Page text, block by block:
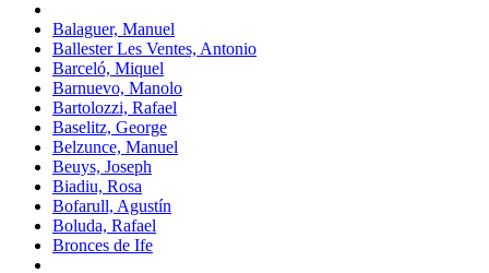
Balaguer, Manuel
Ballester Les Ventes, Antonio
Barceló, Miquel
Barnuevo, Manolo
Bartolozzi, Rafael
Baselitz, George
Belzunce, Manuel
Beuys, Joseph
Biadiu, Rosa
Bofarull, Agustín
Boluda, Rafael
Bronces de Ife